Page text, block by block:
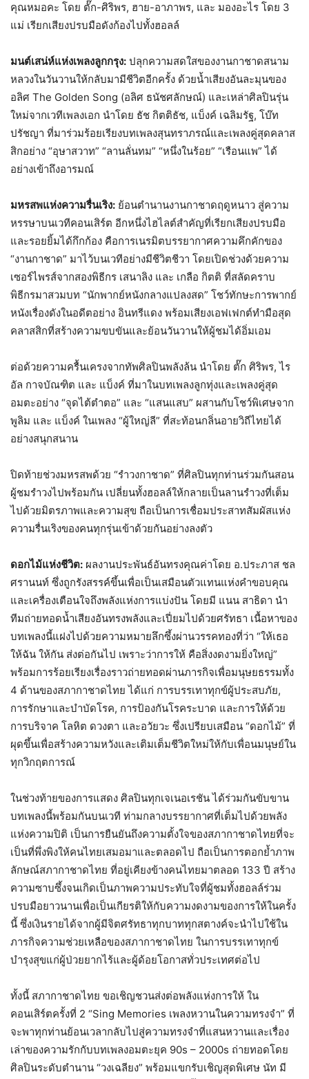
คุณหมอคะ โดย ตั๊ก-ศิริพร, ฮาย-อาภาพร, และ มองอะไร โดย 3
แม่ เรียกเสียงปรบมือดังก้องไปทั้งฮอลล์
มนต์เสน่ห์แห่งเพลงลูกกรุง: ปลุกความสดใสของงานกาชาดสนาม
หลวงในวันวานให้กลับมามีชีวิตอีกครั้ง ด้วยน้ำเสียงอันละมุนของ
อลิศ The Golden Song (อลิศ ธนัชศลักษณ์) และเหล่าศิลปินรุ่น
ใหม่จากเวทีเพลงเอก นำโดย ธัช กิตติธัช, แบ็งค์ เฉลิมรัฐ, โบ๊ท
ปรัชญา ที่มาร่วมร้อยเรียงบทเพลงสุนทราภรณ์และเพลงคู่สุดคลาส
สิกอย่าง “อุษาสวาท” “ลานลั่นทม” “หนึ่งในร้อย” “เรือนแพ” ได้
อย่างเข้าถึงอารมณ์
มหรสพแห่งความรื่นเริง: ย้อนตำนานงานกาชาดฤดูหนาว สู่ความ
หรรษาบนเวทีคอนเสิร์ต อีกหนึ่งไฮไลต์สำคัญที่เรียกเสียงปรบมือ
และรอยยิ้มได้กึกก้อง คือการเนรมิตบรรยากาศความคึกคักของ
“งานกาชาด” มาไว้บนเวทีอย่างมีชีวิตชีวา โดยเปิดช่วงด้วยความ
เซอร์ไพรส์จากสองพิธีกร เสนาลิง และ เกลือ กิตติ ที่สลัดคราบ
พิธีกรมาสวมบท “นักพากย์หนังกลางแปลงสด” โชว์ทักษะการพากย์
หนังเรื่องดังในอดีตอย่าง อินทรีแดง พร้อมเสียงเอฟเฟกต์ทำมือสุด
คลาสสิกที่สร้างความขบขันและย้อนวันวานให้ผู้ชมได้อิ่มเอม
ต่อด้วยความครื้นเครงจากทัพศิลปินพลังล้น นำโดย ตั๊ก ศิริพร, ไร
อัล กาจบัณฑิต และ แบ็งค์ ที่มาในบทเพลงลูกทุ่งและเพลงคู่สุด
อมตะอย่าง “จุดไต้ตำตอ” และ “แสนแสบ” ผสานกับโชว์พิเศษจาก
พูลิม และ แบ็งค์ ในเพลง “ผู้ใหญ่ลี” ที่สะท้อนกลิ่นอายวิถีไทยได้
อย่างสนุกสนาน
ปิดท้ายช่วงมหรสพด้วย “รำวงกาชาด” ที่ศิลปินทุกท่านร่วมกันสอน
ผู้ชมรำวงไปพร้อมกัน เปลี่ยนทั้งฮอลล์ให้กลายเป็นลานรำวงที่เต็ม
ไปด้วยมิตรภาพและความสุข ถือเป็นการเชื่อมประสาทสัมผัสแห่ง
ความรื่นเริงของคนทุกรุ่นเข้าด้วยกันอย่างลงตัว
ดอกไม้แห่งชีวิต: ผลงานประพันธ์อันทรงคุณค่าโดย อ.ประภาส ชล
ศรานนท์ ซึ่งถูกรังสรรค์ขึ้นเพื่อเป็นเสมือนตัวแทนแห่งคำขอบคุณ
และเครื่องเตือนใจถึงพลังแห่งการแบ่งปัน โดยมี แนน สาธิดา นำ
ทีมถ่ายทอดน้ำเสียงอันทรงพลังและเปี่ยมไปด้วยศรัทธา เนื้อหาของ
บทเพลงนี้แฝงไปด้วยความหมายลึกซึ้งผ่านวรรคทองที่ว่า “ให้เธอ
ให้ฉัน ให้กัน ส่งต่อกันไป เพราะว่าการให้ คือสิ่งงดงามยิ่งใหญ่”
พร้อมการร้อยเรียงเรื่องราวถ่ายทอดผ่านภารกิจเพื่อมนุษยธรรมทั้ง
4 ด้านของสภากาชาดไทย ได้แก่ การบรรเทาทุกข์ผู้ประสบภัย,
การรักษาและบำบัดโรค, การป้องกันโรคระบาด และการให้ด้วย
การบริจาค โลหิต ดวงตา และอวัยวะ ซึ่งเปรียบเสมือน “ดอกไม้” ที่
ผุดขึ้นเพื่อสร้างความหวังและเติมเต็มชีวิตใหม่ให้กับเพื่อนมนุษย์ใน
ทุกวิกฤตการณ์
ในช่วงท้ายของการแสดง ศิลปินทุกเจเนอเรชัน ได้ร่วมกันขับขาน
บทเพลงนี้พร้อมกันบนเวที ท่ามกลางบรรยากาศที่เต็มไปด้วยพลัง
แห่งความปิติ เป็นการยืนยันถึงความตั้งใจของสภากาชาดไทยที่จะ
เป็นที่พึ่งพิงให้คนไทยเสมอมาและตลอดไป ถือเป็นการตอกย้ำภาพ
ลักษณ์สภากาชาดไทย ที่อยู่เคียงข้างคนไทยมาตลอด 133 ปี สร้าง
ความซาบซึ้งจนเกิดเป็นภาพความประทับใจที่ผู้ชมทั้งฮอลล์ร่วม
ปรบมือยาวนานเพื่อเป็นเกียรติให้กับความงดงามของการให้ในครั้ง
นี้ ซึ่งเงินรายได้จากผู้มีจิตศรัทธาทุกบาททุกสตางค์จะนำไปใช้ใน
ภารกิจความช่วยเหลือของสภากาชาดไทย ในการบรรเทาทุกข์
บำรุงสุขแก่ผู้ป่วยยากไร้และผู้ด้อยโอกาสทั่วประเทศต่อไป
ทั้งนี้ สภากาชาดไทย ขอเชิญชวนส่งต่อพลังแห่งการให้ ใน
คอนเสิร์ตครั้งที่ 2 “Sing Memories เพลงหวานในความทรงจำ” ที่
จะพาทุกท่านย้อนเวลากลับไปสู่ความทรงจำที่แสนหวานและเรื่อง
เล่าของความรักกับบทเพลงอมตะยุค 90s – 2000s ถ่ายทอดโดย
ศิลปินระดับตำนาน “วงเฉลียง” พร้อมแขกรับเชิญสุดพิเศษ นัท มี